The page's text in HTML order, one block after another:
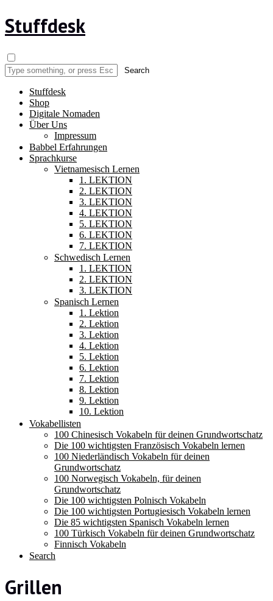
Stuffdesk
Stuffdesk
Shop
Digitale Nomaden
Über Uns
Impressum
Babbel Erfahrungen
Sprachkurse
Vietnamesisch Lernen
1. LEKTION
2. LEKTION
3. LEKTION
4. LEKTION
5. LEKTION
6. LEKTION
7. LEKTION
Schwedisch Lernen
1. LEKTION
2. LEKTION
3. LEKTION
Spanisch Lernen
1. Lektion
2. Lektion
3. Lektion
4. Lektion
5. Lektion
6. Lektion
7. Lektion
8. Lektion
9. Lektion
10. Lektion
Vokabellisten
100 Chinesisch Vokabeln für deinen Grundwortschatz
Die 100 wichtigsten Französisch Vokabeln lernen
100 Niederländisch Vokabeln für deinen
Grundwortschatz
100 Norwegisch Vokabeln, für deinen
Grundwortschatz
Die 100 wichtigsten Polnisch Vokabeln
Die 100 wichtigsten Portugiesisch Vokabeln lernen
Die 85 wichtigsten Spanisch Vokabeln lernen
100 Türkisch Vokabeln für deinen Grundwortschatz
Finnisch Vokabeln
Search
Grillen